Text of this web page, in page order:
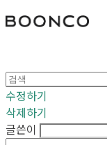
수정하기
삭제하기
글쓴이